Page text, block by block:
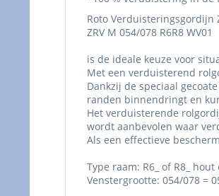
Roto Verduisteringsgordijn
ZRV M 054/078 R6R8 WV01
is de ideale keuze voor
Met een verduisterend
Dankzij de speciaal
randen binnendringt en
Het verduisterende
wordt aanbevolen waar
Als een effectieve
Type raam: R6_ of R8_ hout
Venstergrootte: 054/078 =